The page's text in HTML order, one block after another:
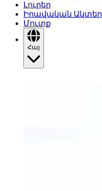
Լուրեր
Իրավական Ակտեր
Մուտք
Հայ